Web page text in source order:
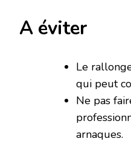
A éviter
Le
qui peut
Ne pas
arnaques.